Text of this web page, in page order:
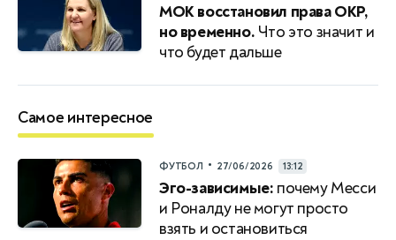
МОК восстановил права ОКР,
но временно. Что это значит и
что будет дальше
Самое интересное
ФУТБОЛ • 27/06/2026 13:12
Эго-зависимые: почему Месси
и Роналду не могут просто
взять и остановиться